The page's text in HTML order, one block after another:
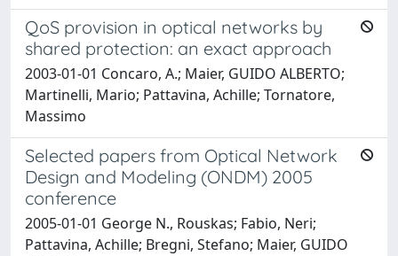
QoS provision in optical networks by
shared protection: an exact approach
2003-01-01 Concaro, A.; Maier, GUIDO ALBERTO;
Martinelli, Mario; Pattavina, Achille; Tornatore,
Massimo
Selected papers from Optical Network
Design and Modeling (ONDM) 2005
conference
2005-01-01 George N., Rouskas; Fabio, Neri;
Pattavina, Achille; Bregni, Stefano; Maier, GUIDO